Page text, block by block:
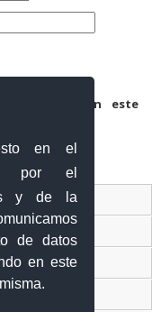
en el
por el
y de la
de datos
en este
y web en este
Exterior